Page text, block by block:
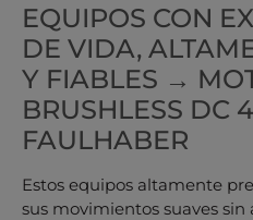
EQUIPOS CON
DE VIDA,
Y FIABLES →
BRUSHLESS DC
FAULHABER
Estos equipos altamente
sus movimientos suaves sin